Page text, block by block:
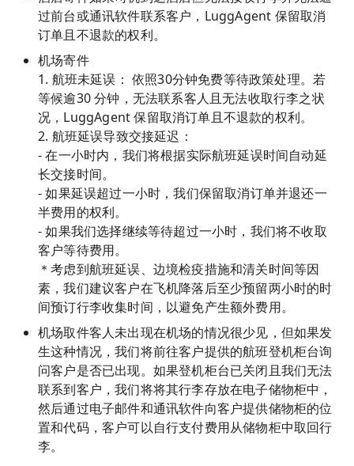
过前台或通讯软件联系客户，LuggAgent 保留取消
订单且不退款的权利。
机场寄件
1. 航班未延误： 依照30分钟免费等待政策处理。若
等候逾30 分钟，无法联系客人且无法收取行李之状
况，LuggAgent 保留取消订单且不退款的权利。
2. 航班延误导致交接延迟：
- 在一小时内，我们将根据实际航班延误时间自动延
长交接时间。
- 如果延误超过一小时，我们保留取消订单并退还一
半费用的权利。
- 如果我们选择继续等待超过一小时，我们将不收取
客户等待费用。
＊考虑到航班延误、边境检疫措施和清关时间等因
素，我们建议客户在飞机降落后至少预留两小时的时
间预订行李收集时间，以避免产生额外费用。
机场取件客人未出现在机场的情况很少见，但如果发
生这种情况，我们将前往客户提供的航班登机柜台询
问客户是否已出现。如果登机柜台已关闭且我们无法
联系到客户，我们将将其行李存放在电子储物柜中，
然后通过电子邮件和通讯软件向客户提供储物柜的位
置和代码，客户可以自行支付费用从储物柜中取回行
李。